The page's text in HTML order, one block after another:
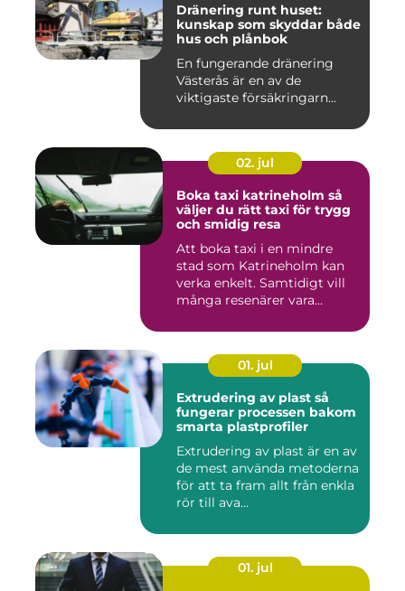
Dränering runt huset:
kunskap som skyddar både
hus och plånbok
En fungerande dränering
Västerås är en av de
viktigaste försäkringarn...
02. jul
Boka taxi katrineholm så
väljer du rätt taxi för trygg
och smidig resa
Att boka taxi i en mindre
stad som Katrineholm kan
verka enkelt. Samtidigt vill
många resenärer vara...
01. jul
Extrudering av plast så
fungerar processen bakom
smarta plastprofiler
Extrudering av plast är en av
de mest använda metoderna
för att ta fram allt från enkla
rör till ava...
01. jul